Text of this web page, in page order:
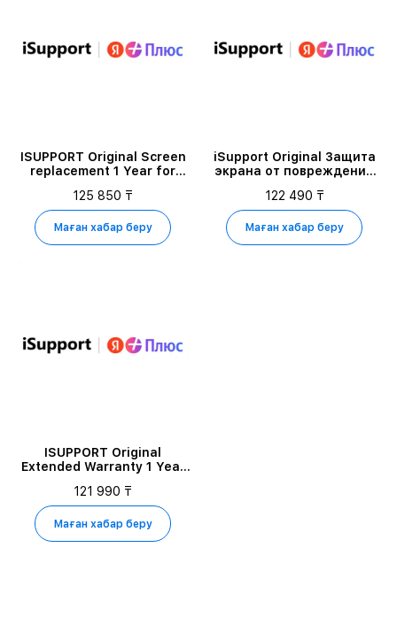
ISUPPORT Original Screen
replacement 1 Year for
125 850 ₸
Маған хабар беру
iSupport Original Защита
экрана от повреждений
122 490 ₸
Маған хабар беру
ISUPPORT Original
Extended Warranty 1 Year
121 990 ₸
Маған хабар беру